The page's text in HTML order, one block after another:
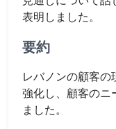
表明しました。
要約
レバノンの顧客
強化し、顧客のニ
ました。